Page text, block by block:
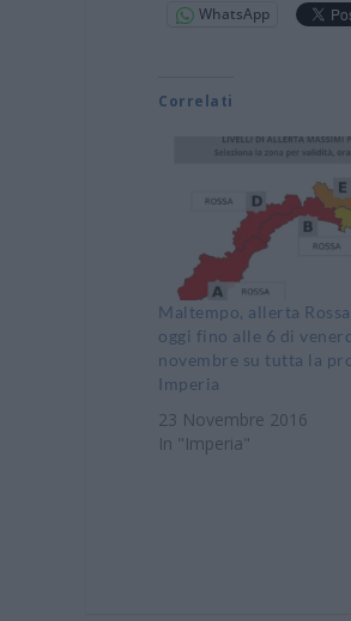
WhatsApp
Correlati
Maltempo, allerta
oggi fino alle 6 di
novembre su tutta la
Imperia
23 Novembre 2016
In "Imperia"